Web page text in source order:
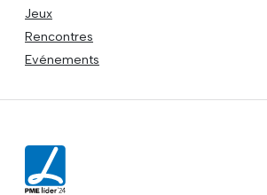
Jeux
Rencontres
Evénements